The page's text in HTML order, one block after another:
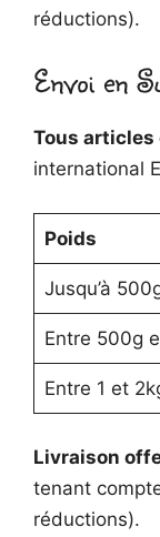
réductions).
Envoi en
Tous articles
international
Poids
Jusqu’à
Entre 500g
Entre 1 et
Livraison
tenant
réductions).